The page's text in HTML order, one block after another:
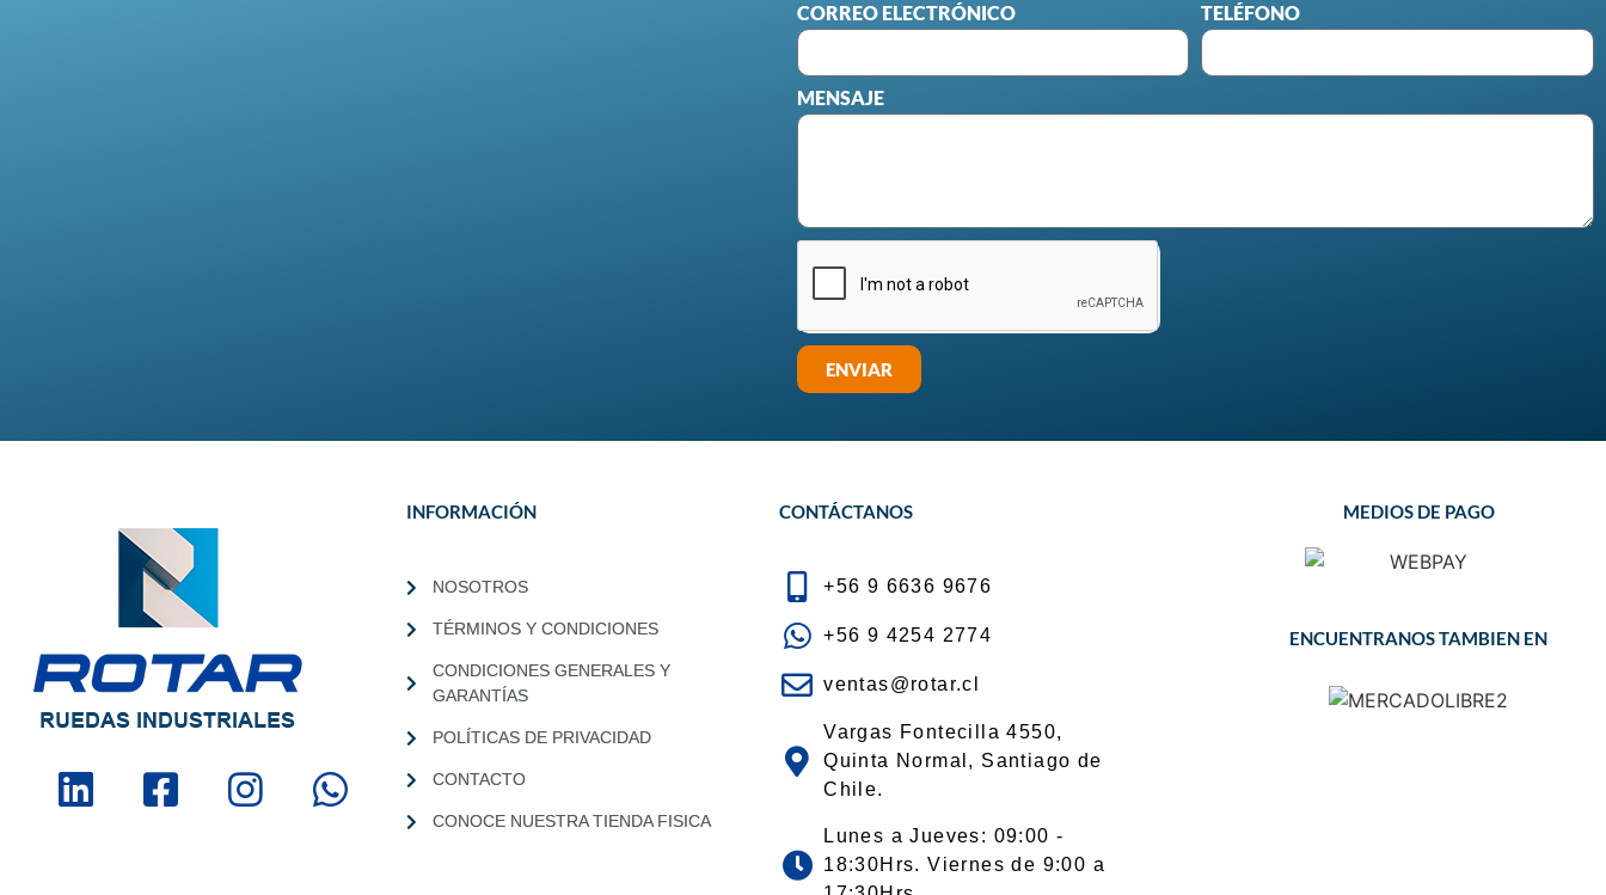
CORREO ELECTRÓNICO TELÉFONO
MENSAJE
ENVIAR
INFORMACIÓN
NOSOTROS
TÉRMINOS Y CONDICIONES
CONDICIONES GENERALES Y
GARANTÍAS
POLÍTICAS DE PRIVACIDAD
CONTACTO
CONOCE NUESTRA TIENDA FISICA
CONTÁCTANOS
+56 9 6636 9676
+56 9 4254 2774
ventas@rotar.cl
Vargas Fontecilla 4550,
Quinta Normal, Santiago de
Chile.
Lunes a Jueves: 09:00 -
18:30Hrs. Viernes de 9:00 a
MEDIOS DE PAGO
ENCUENTRANOS TAMBIEN EN